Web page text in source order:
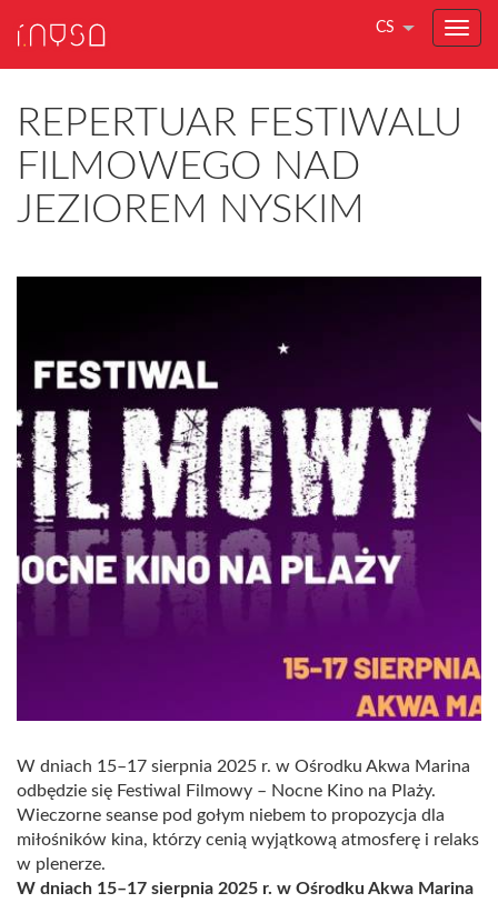
CS
REPERTUAR FESTIWALU
FILMOWEGO NAD
JEZIOREM NYSKIM
W dniach 15–17 sierpnia 2025 r. w Ośrodku Akwa Marina
odbędzie się Festiwal Filmowy – Nocne Kino na Plaży.
Wieczorne seanse pod gołym niebem to propozycja dla
miłośników kina, którzy cenią wyjątkową atmosferę i relaks
w plenerze.
W dniach 15–17 sierpnia 2025 r. w Ośrodku Akwa Marina